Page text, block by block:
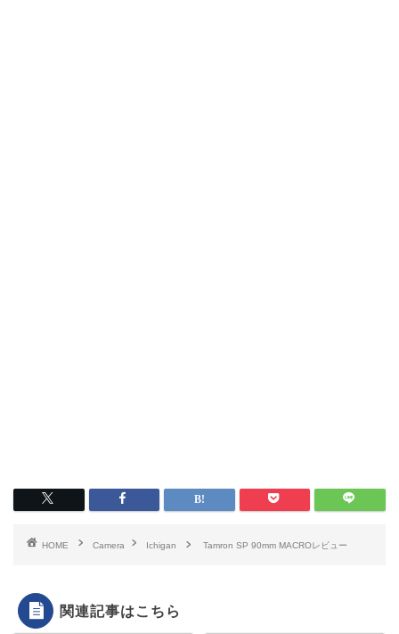
HOME Camera Ichigan Tamron SP 90mm MACROレビュー
関連記事はこちら